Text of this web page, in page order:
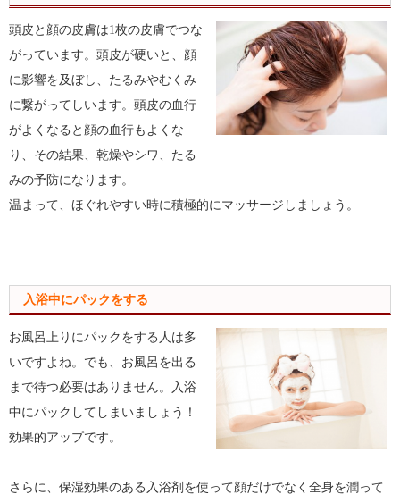
頭皮と顔の皮膚は1枚の皮膚でつな
がっています。頭皮が硬いと、顔
に影響を及ぼし、たるみやむくみ
に繋がってしいます。頭皮の血行
がよくなると顔の血行もよくな
り、その結果、乾燥やシワ、たる
みの予防になります。
温まって、ほぐれやすい時に積極的にマッサージしましょう。
入浴中にパックをする
お風呂上りにパックをする人は多
いですよね。でも、お風呂を出る
まで待つ必要はありません。入浴
中にパックしてしまいましょう！
効果的アップです。
さらに、保湿効果のある入浴剤を使って顔だけでなく全身を潤って